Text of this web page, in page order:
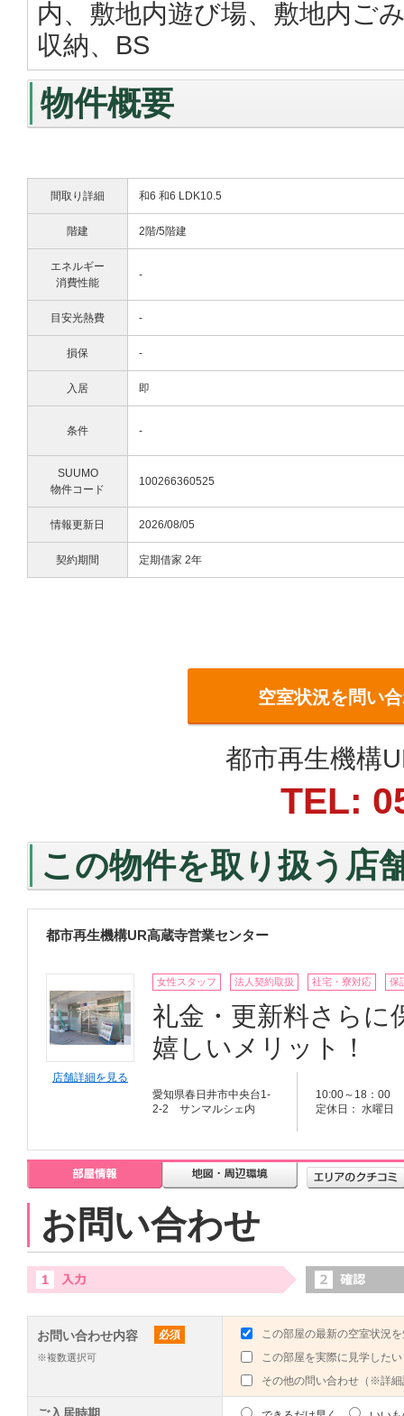
内、敷地内遊び場、敷地内ご
収納、BS
物件概要
間取り詳細 和6 和6 LDK10.5
階建 2階/5階建
エネルギー
消費性能
-
目安光熱費 -
損保 -
入居 即
条件 -
SUUMO
物件コード
100266360525
情報更新日 2026/08/05
契約期間 定期借家 2年
空室状況を問い
都市再生機構
TEL:
この物件を取り扱う店
都市再生機構UR高蔵寺営業センター
店舗詳細を見る
女性スタッフ 法人契約取扱 社宅・寮対応 保
礼金・更新料さらに
嬉しいメリット！
愛知県春日井市中央台1-
2-2 サンマルシェ内
10:00～18：00
定休日： 水曜日
お問い合わせ
お問い合わせ内容 必須
※複数選択可
この部屋の最新の空室状況
この部屋を実際に見学したい
その他の問い合わせ（※詳